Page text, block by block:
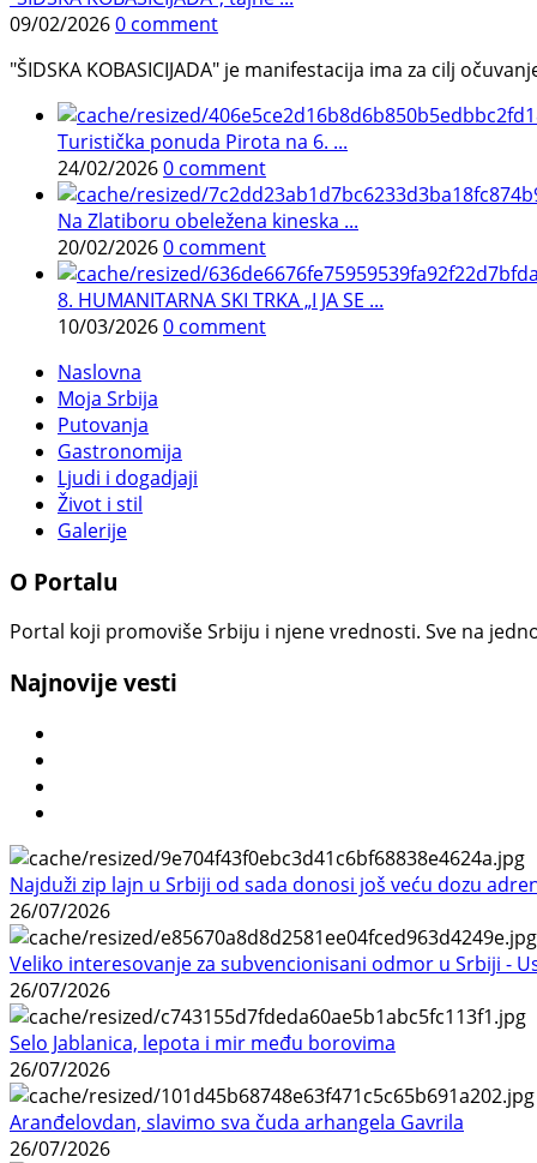
09/02/20260 comment
"ŠIDSKA KOBASICIJADA" je manifestacija ima za cilj
Turistička ponuda Pirota na 6. ...
24/02/20260 comment
Na Zlatiboru obeležena kineska ...
20/02/20260 comment
8. HUMANITARNA SKI TRKA „I JA SE ...
10/03/20260 comment
Naslovna
Moja Srbija
Putovanja
Gastronomija
Ljudi i dogadjaji
Život i stil
Galerije
O Portalu
Portal koji promoviše Srbiju i njene vrednosti. Sve na
Najnovije vesti
Najduži zip lajn u Srbiji od sada donosi još veću dozu
26/07/2026
Veliko interesovanje za subvencionisani odmor u Srbiji -
26/07/2026
Selo Jablanica, lepota i mir među borovima
26/07/2026
Aranđelovdan, slavimo sva čuda arhangela Gavrila
26/07/2026